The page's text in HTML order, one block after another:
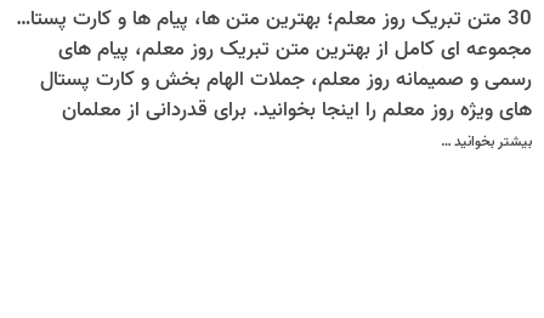
30 متن تبریک روز معلم؛ بهترین متن ها، پیام ها و کارت پستال های روز معلم برای قدردانی از معلمان
مجموعه ای کامل از بهترین متن تبریک روز معلم، پیام های
رسمی و صمیمانه روز معلم، جملات الهام بخش و کارت پستال
های ویژه روز معلم را اینجا بخوانید. برای قدردانی از معلمان
عزیزتان، زیبا ترین متن ها و ایده ها را پیدا کنید و در چند ثانیه
بیشتر بخوانید …